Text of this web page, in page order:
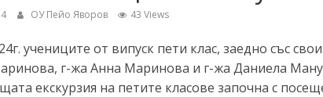
ОУ Пейо Яворов 43 Views
учениците от випуск пети клас, заедно със
г-жа Анна Маринова и г-жа Даниела
екскурзия на петите класове започна с